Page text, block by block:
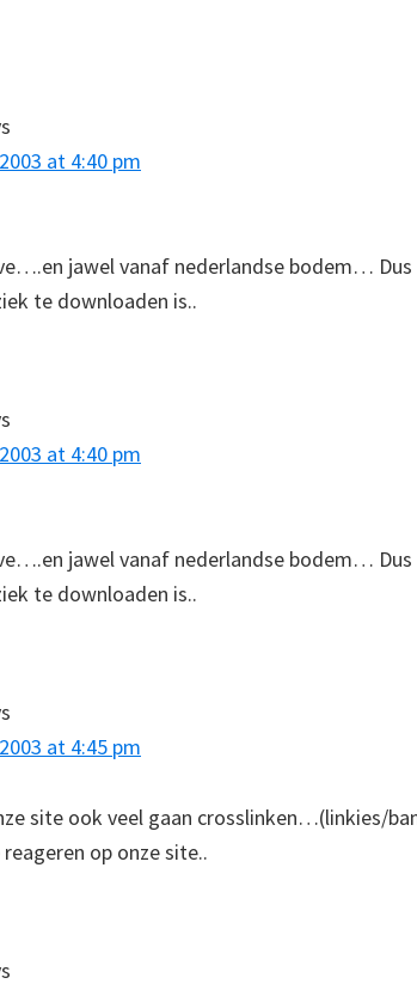
at 4:40 pm
jawel vanaf nederlandse bodem…
te downloaden is..
at 4:40 pm
jawel vanaf nederlandse bodem…
te downloaden is..
at 4:45 pm
site ook veel gaan crosslinken…(linkies/
op onze site..